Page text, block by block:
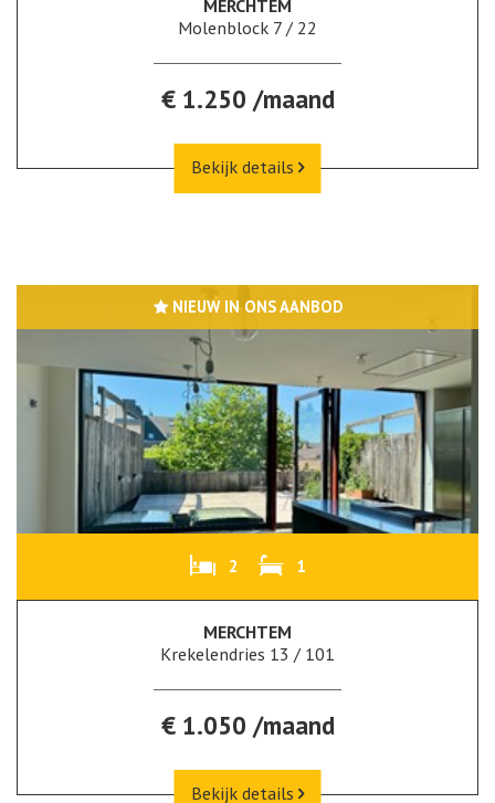
MERCHTEM
Molenblock 7 / 22
€ 1.250 /maand
Bekijk details
NIEUW IN ONS AANBOD
2 1
MERCHTEM
Krekelendries 13 / 101
€ 1.050 /maand
Bekijk details